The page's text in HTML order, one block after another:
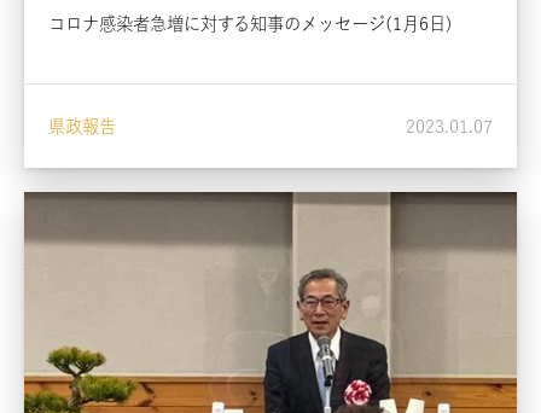
コロナ感染者急増に対する知事のメッセージ(1月6日)
県政報告 2023.01.07